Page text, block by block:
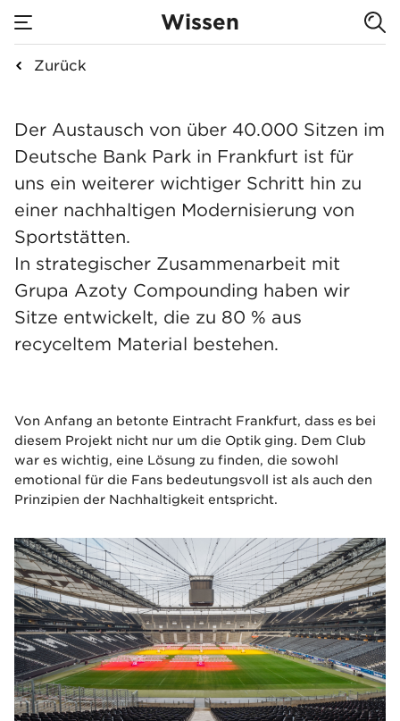
Wissen
Zurück
Über 40.000
Sitze für das
Eintracht
Frankfurt geliefert
Der Austausch von über 40.000 Sitzen im
Deutsche Bank Park in Frankfurt ist für
uns ein weiterer wichtiger Schritt hin zu
einer nachhaltigen Modernisierung von
Sportstätten.
In strategischer Zusammenarbeit mit
Grupa Azoty Compounding haben wir
Sitze entwickelt, die zu 80 % aus
recyceltem Material bestehen.
Von Anfang an betonte Eintracht Frankfurt, dass es bei
diesem Projekt nicht nur um die Optik ging. Dem Club
war es wichtig, eine Lösung zu finden, die sowohl
emotional für die Fans bedeutungsvoll ist als auch den
Prinzipien der Nachhaltigkeit entspricht.